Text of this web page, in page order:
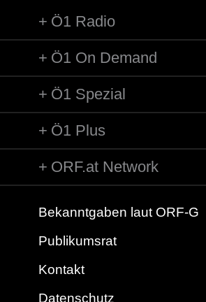
Ö1 Radio
Ö1 On Demand
Ö1 Spezial
Ö1 Plus
ORF.at Network
Bekanntgaben laut ORF-G
Publikumsrat
Kontakt
Datenschutz